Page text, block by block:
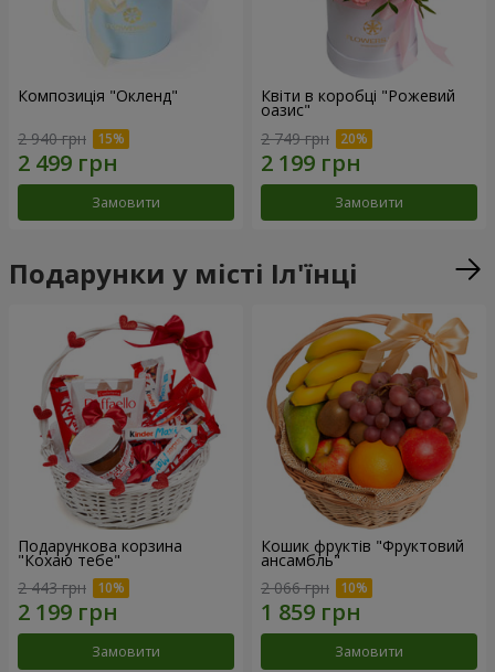
Композиція "Окленд"
2 940 грн
Замовити
Квіти в коробці "Рожевий
оазис"
2 749 грн
Замовити
Подарунки у місті Іл'їнці
Подарункова корзина
"Кохаю тебе"
2 443 грн
Замовити
Кошик фруктів "Фруктовий
ансамбль"
2 066 грн
Замовити